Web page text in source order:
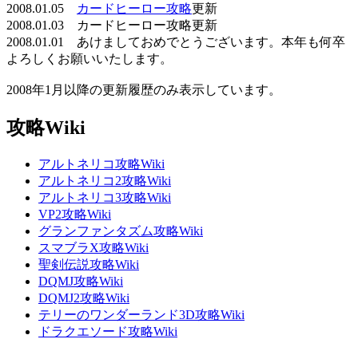
2008.01.05
カードヒーロー攻略更新
2008.01.03 カードヒーロー攻略更新
2008.01.01 あけましておめでとうございます。本年も何卒
よろしくお願いいたします。
2008年1月以降の更新履歴のみ表示しています。
攻略Wiki
アルトネリコ攻略Wiki
アルトネリコ2攻略Wiki
アルトネリコ3攻略Wiki
VP2攻略Wiki
グランファンタズム攻略Wiki
スマブラX攻略Wiki
聖剣伝説攻略Wiki
DQMJ攻略Wiki
DQMJ2攻略Wiki
テリーのワンダーランド3D攻略Wiki
ドラクエソード攻略Wiki